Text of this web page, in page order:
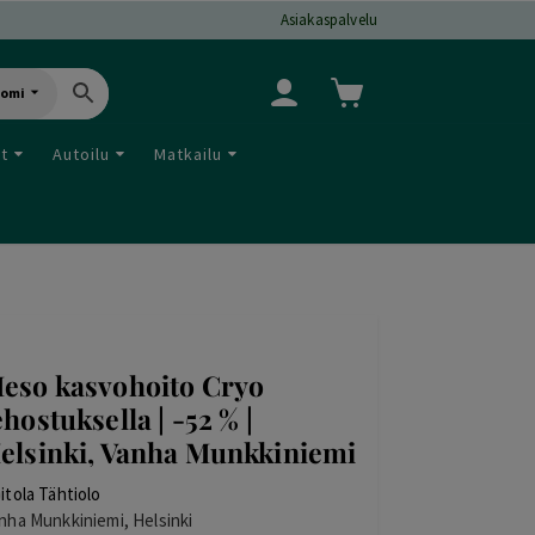
Asiakaspalvelu
Autoilu Matkailu
kasvohoito Cryo
| -52 % |
Vanha Munkkiniemi
Tähtiolo
Munkkiniemi, Helsinki